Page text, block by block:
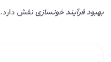
بهبود فرآیند خونسازینقش دارد.